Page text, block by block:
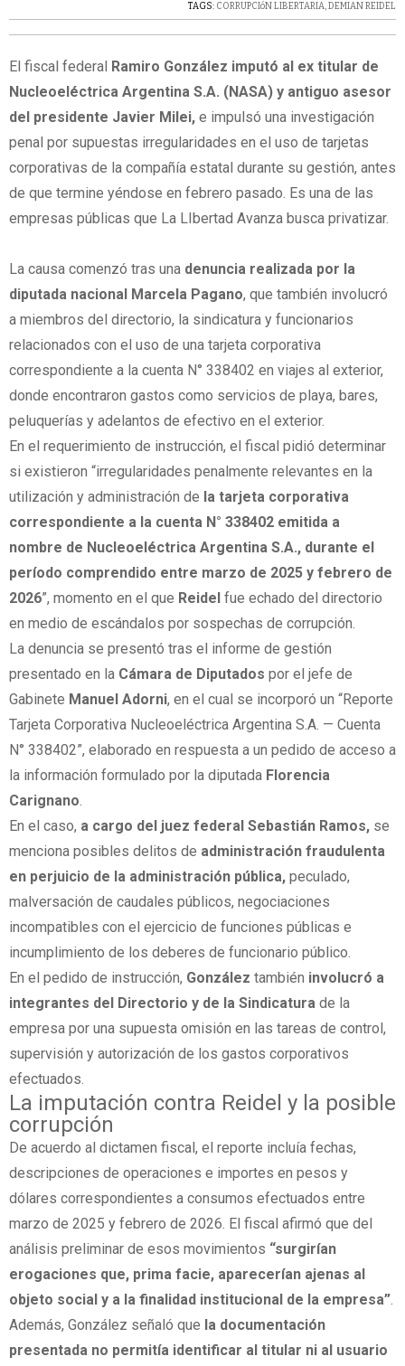
TAGS: CORRUPCIóN LIBERTARIA,DEMIAN REIDEL
El fiscal federal Ramiro González imputó al ex titular de
Nucleoeléctrica Argentina S.A. (NASA) y antiguo asesor
del presidente Javier Milei, e impulsó una investigación
penal por supuestas irregularidades en el uso de tarjetas
corporativas de la compañía estatal durante su gestión, antes
de que termine yéndose en febrero pasado. Es una de las
empresas públicas que La LIbertad Avanza busca privatizar.
La causa comenzó tras una denuncia realizada por la
diputada nacional Marcela Pagano, que también involucró
a miembros del directorio, la sindicatura y funcionarios
relacionados con el uso de una tarjeta corporativa
correspondiente a la cuenta N° 338402 en viajes al exterior,
donde encontraron gastos como servicios de playa, bares,
peluquerías y adelantos de efectivo en el exterior.
En el requerimiento de instrucción, el fiscal pidió determinar
si existieron “irregularidades penalmente relevantes en la
utilización y administración de la tarjeta corporativa
correspondiente a la cuenta N° 338402 emitida a
nombre de Nucleoeléctrica Argentina S.A., durante el
período comprendido entre marzo de 2025 y febrero de
2026”, momento en el que Reidel fue echado del directorio
en medio de escándalos por sospechas de corrupción.
La denuncia se presentó tras el informe de gestión
presentado en la Cámara de Diputados por el jefe de
Gabinete Manuel Adorni, en el cual se incorporó un “Reporte
Tarjeta Corporativa Nucleoeléctrica Argentina S.A. — Cuenta
N° 338402”, elaborado en respuesta a un pedido de acceso a
la información formulado por la diputada Florencia
Carignano.
En el caso, a cargo del juez federal Sebastián Ramos, se
menciona posibles delitos de administración fraudulenta
en perjuicio de la administración pública, peculado,
malversación de caudales públicos, negociaciones
incompatibles con el ejercicio de funciones públicas e
incumplimiento de los deberes de funcionario público.
En el pedido de instrucción, González también involucró a
integrantes del Directorio y de la Sindicatura de la
empresa por una supuesta omisión en las tareas de control,
supervisión y autorización de los gastos corporativos
efectuados.
La imputación contra Reidel y la posible
corrupción
De acuerdo al dictamen fiscal, el reporte incluía fechas,
descripciones de operaciones e importes en pesos y
dólares correspondientes a consumos efectuados entre
marzo de 2025 y febrero de 2026. El fiscal afirmó que del
análisis preliminar de esos movimientos “surgirían
erogaciones que, prima facie, aparecerían ajenas al
objeto social y a la finalidad institucional de la empresa”.
Además, González señaló que la documentación
presentada no permitía identificar al titular ni al usuario